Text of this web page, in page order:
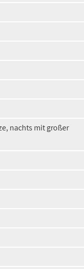
nachts mit großer